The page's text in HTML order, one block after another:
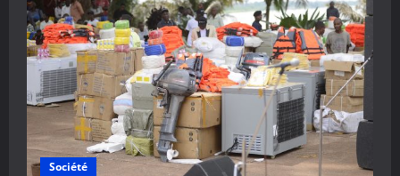
Société